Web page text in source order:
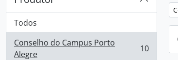
Todos
Conselho do Campus Porto
Alegre
, 10 resultados 10